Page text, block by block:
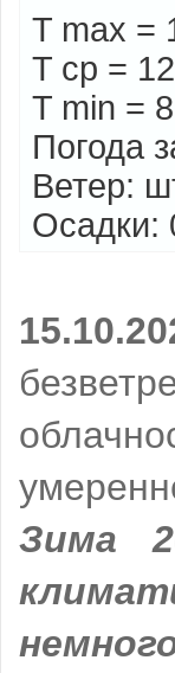
T max =
T cp =
T min =
Погода
Ветер:
Осадки:
Зима